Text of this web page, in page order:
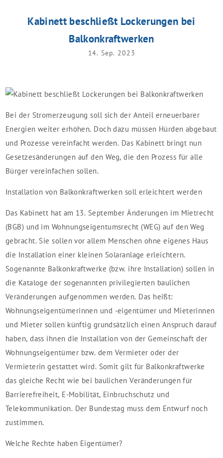
Kabinett beschließt Lockerungen bei
Balkonkraftwerken
14. Sep. 2023
Bei der Stromerzeugung soll sich der Anteil erneuerbarer
Energien weiter erhöhen. Doch dazu müssen Hürden abgebaut
und Prozesse vereinfacht werden. Das Kabinett bringt nun
Gesetzesänderungen auf den Weg, die den Prozess für alle
Bürger vereinfachen sollen.
Installation von Balkonkraftwerken soll erleichtert werden
Das Kabinett hat am 13. September Änderungen im Mietrecht
(BGB) und im Wohnungseigentumsrecht (WEG) auf den Weg
gebracht. Sie sollen vor allem Menschen ohne eigenes Haus
die Installation einer kleinen Solaranlage erleichtern.
Sogenannte Balkonkraftwerke (bzw. ihre Installation) sollen in
die Kataloge der sogenannten privilegierten baulichen
Veränderungen aufgenommen werden. Das heißt:
Wohnungseigentümerinnen und -eigentümer und Mieterinnen
und Mieter sollen künftig grundsätzlich einen Anspruch darauf
haben, dass ihnen die Installation von der Gemeinschaft der
Wohnungseigentümer bzw. dem Vermieter oder der
Vermieterin gestattet wird. Somit gilt für Balkonkraftwerke
das gleiche Recht wie bei baulichen Veränderungen für
Barrierefreiheit, E-Mobilität, Einbruchschutz und
Telekommunikation. Der Bundestag muss dem Entwurf noch
zustimmen.
Welche Rechte haben Eigentümer?